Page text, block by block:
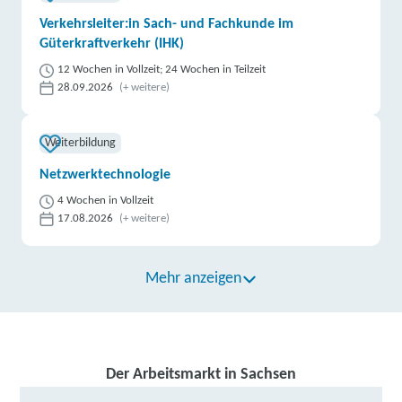
weitere Informationen
Berger Bildungsinstitut GmbH | Lohrmannstraße 20,
Fortbildungsakademie der Wirtschaft (faw)
gemeinnützige Gesellschaft mbH | Paradiesstraße
40, 01217 Dresden
its digital akademie GmbH | Prager Straße 2 B,
Verkehrsleiter:in Sach- und Fachkunde im
Güterkraftverkehr (IHK)
12 Wochen in Vollzeit; 24 Wochen in Teilzeit
28.09.2026
(+ weitere)
Weiterbildung
Netzwerktechnologie
4 Wochen in Vollzeit
17.08.2026
(+ weitere)
Mehr anzeigen
Der Arbeitsmarkt in Sachsen